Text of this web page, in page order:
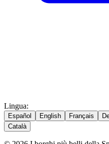
Lingua:
Español English Français
Català